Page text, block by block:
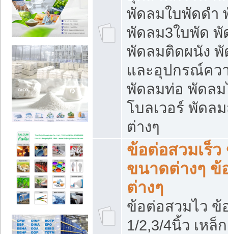
พัดลมใบพัดดำ
พัดลม3ใบพัด พั
พัดลมติดผนัง
และอุปกรณ์คว
พัดลมท่อ พัดลม
โบลเวอร์ พัดล
ต่างๆ
ข้อต่อสวมเร็
ขนาดต่างๆ ข้
ต่างๆ
ข้อต่อสวมไว ข้
1/2,3/4นิ้ว เหล็